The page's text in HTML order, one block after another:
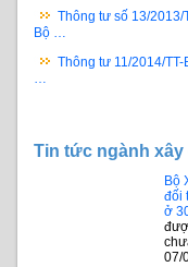
Thông tư số 13/2013/
Bộ …
Thông tư 11/2014/
…
Tin tức ngành
Bộ
đối
ở
07/